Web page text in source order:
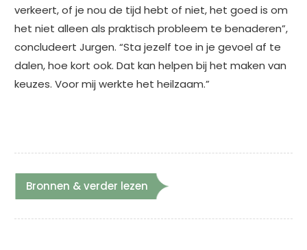
verkeert, of je nou de tijd hebt of niet, het goed is om
het niet alleen als praktisch probleem te benaderen”,
concludeert Jurgen. “Sta jezelf toe in je gevoel af te
dalen, hoe kort ook.Dat kan helpen bij het maken van
keuzes. Voor mij werkte het heilzaam.”
Bronnen & verder lezen